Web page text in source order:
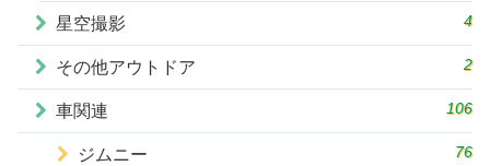
星空撮影 4
その他アウトドア 2
車関連 106
ジムニー 76